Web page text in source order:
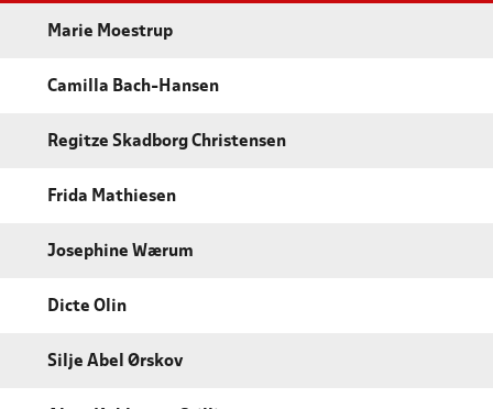
Marie Moestrup
Camilla Bach-Hansen
Regitze Skadborg Christensen
Frida Mathiesen
Josephine Wærum
Dicte Olin
Silje Abel Ørskov